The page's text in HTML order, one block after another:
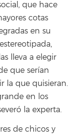
que hace
cotas
en su
lleva a elegir
que serían
la que quisieran.
en los
la experta.
de chicos y